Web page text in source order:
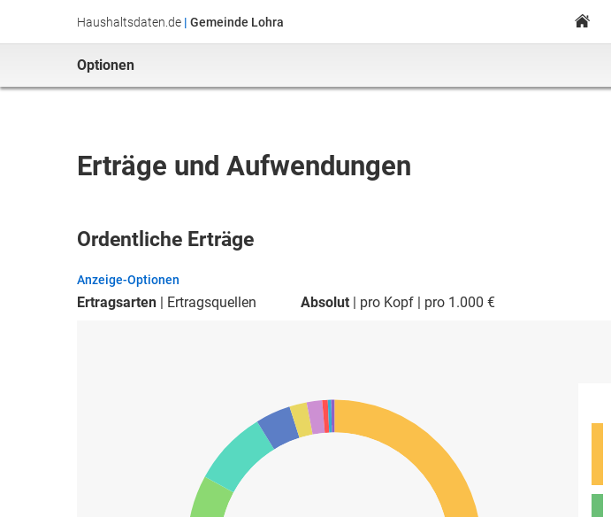
Haushaltsdaten.de | Gemeinde Lohra
Optionen
Erträge und Aufwendungen
Ordentliche Erträge
Anzeige-Optionen
Ertragsarten Ertragsquellen Absolut pro Kopf pro 1.000 €